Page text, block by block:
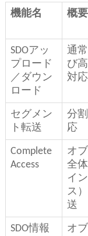
機能名 概要
SDOアッ
プロード
／ダウン
ロード
通
び
対応
セグメン
ト転送
分
応
Complete
Access
オ
全
イ
ス
送
SDO情報
オ